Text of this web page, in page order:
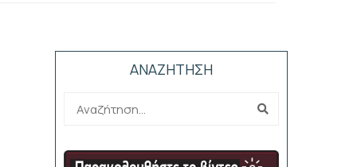
ΑΝΑΖΗΤΗΣΗ